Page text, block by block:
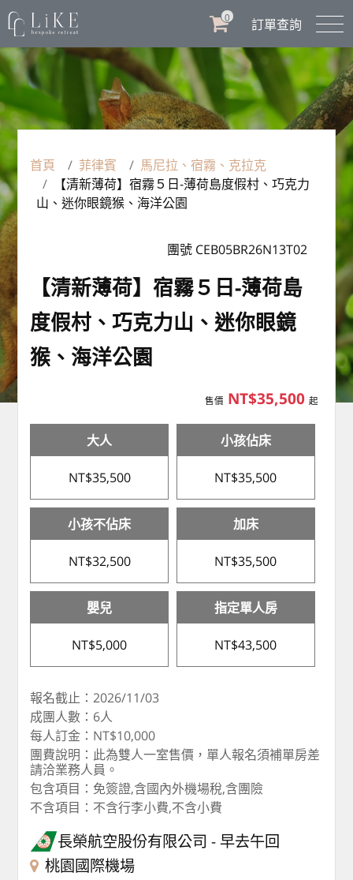
0 訂單查詢
首頁 菲律賓
馬尼拉、宿霧、克拉克
【清新薄荷】宿霧５日-薄荷島度假村、巧克力
山、迷你眼鏡猴、海洋公園
團號 CEB05BR26N13T02
【清新薄荷】宿霧５日-薄荷島
度假村、巧克力山、迷你眼鏡
猴、海洋公園
售價 NT$35,500 起
大人
NT$35,500
小孩佔床
NT$35,500
小孩不佔床
NT$32,500
加床
NT$35,500
嬰兒
NT$5,000
指定單人房
NT$43,500
報名截止：2026/11/03
成團人數：6人
每人訂金：NT$10,000
團費說明：此為雙人一室售價，單人報名須補單房差
請洽業務人員。
包含項目：免簽證,含國內外機場稅,含團險
不含項目：不含行李小費,不含小費
長榮航空股份有限公司
早去午回
桃園國際機場